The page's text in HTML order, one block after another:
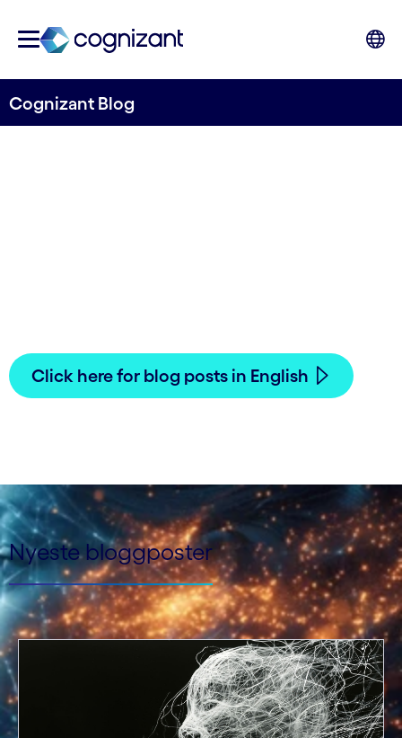
Cognizant Blog
Click here for blog posts in English
Nyeste bloggposter